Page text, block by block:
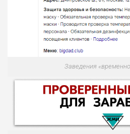
Заведения